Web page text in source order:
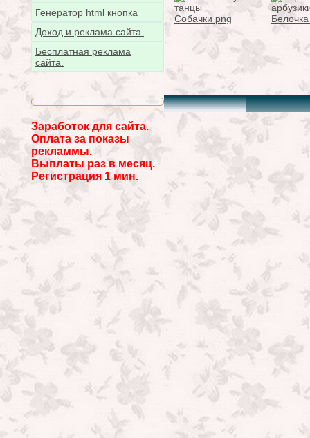
Генератор html кнопка
Доход и реклама сайта.
Бесплатная реклама
сайта.
Заработок для сайта.
Оплата за показы
рекламмы.
Выплаты раз в месяц.
Регистрация 1 мин.
Собачки png